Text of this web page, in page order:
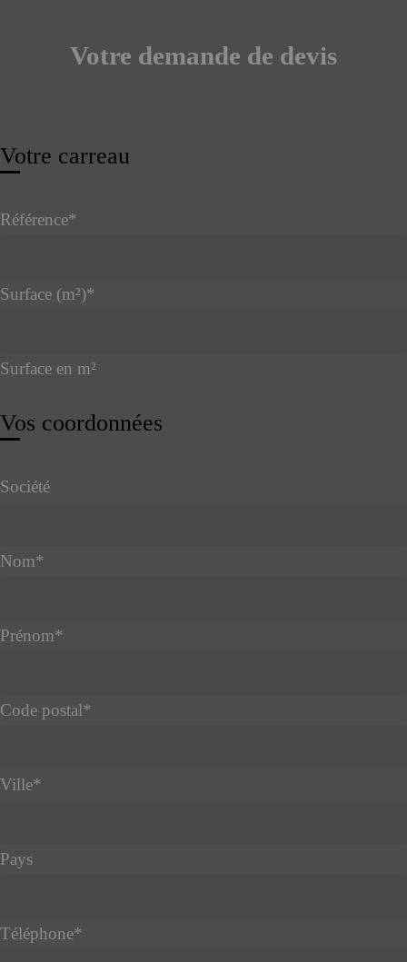
Votre demande de devis
Votre carreau
Référence*
Surface (m²)*
Surface en m²
Vos coordonnées
Société
Nom*
Prénom*
Business
Code postal*
Ville*
Pays
Téléphone*